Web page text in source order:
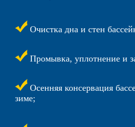
Очистка дна и стен
Промывка, уплотнение и
Осенняя консервация
зиме;